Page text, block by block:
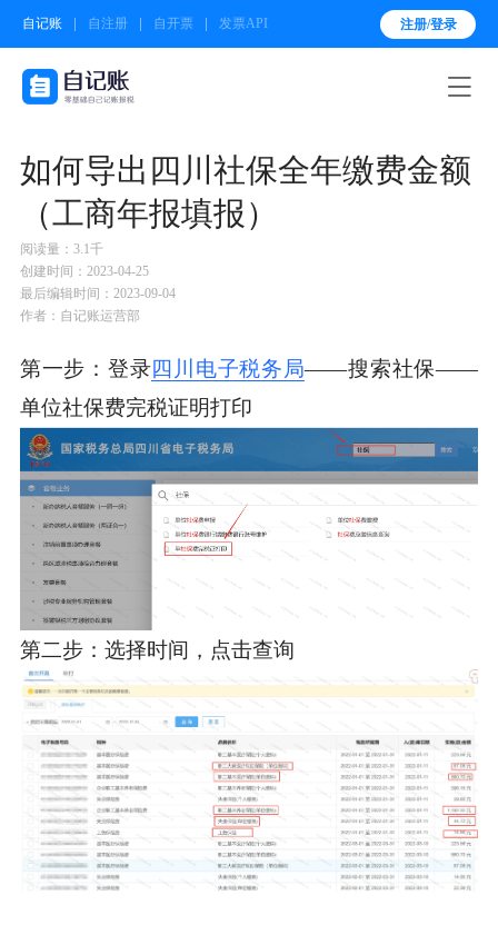
自记账 自注册 自开票 发票API 注册/登录

如何导出四川社保全年缴费金额
（工商年报填报）
阅读量：3.1千
创建时间：2023-04-25
最后编辑时间：2023-09-04
作者：自记账运营部
第一步：登录四川电子税务局——搜索社保——
单位社保费完税证明打印
第二步：选择时间，点击查询